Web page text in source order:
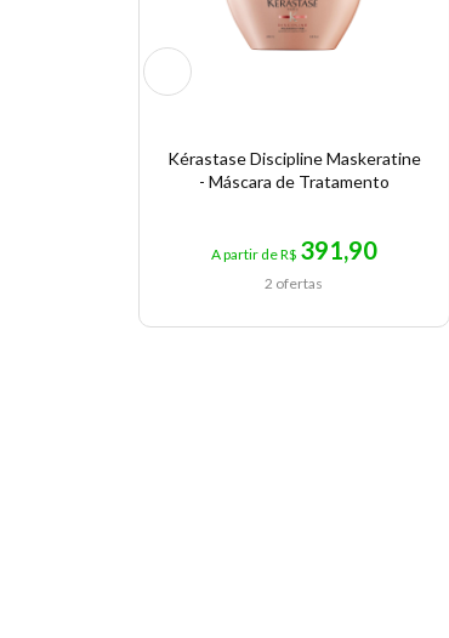
Kérastase Discipline Maskeratine
- Máscara de Tratamento
A partir de R$ 391,90
2 ofertas